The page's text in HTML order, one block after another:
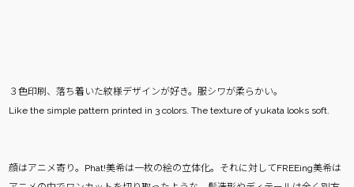
３色印刷、落ち着いた紋様デザインが好き。服シワが柔らかい。
Like the simple pattern printed in 3 colors. The texture of yukata looks soft.
顔はアニメ寄り。Phat!美希は一枚の絵の立体化。それに対してFREEing美希は